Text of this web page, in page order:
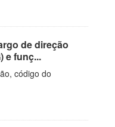
de direção
e funç...
código do